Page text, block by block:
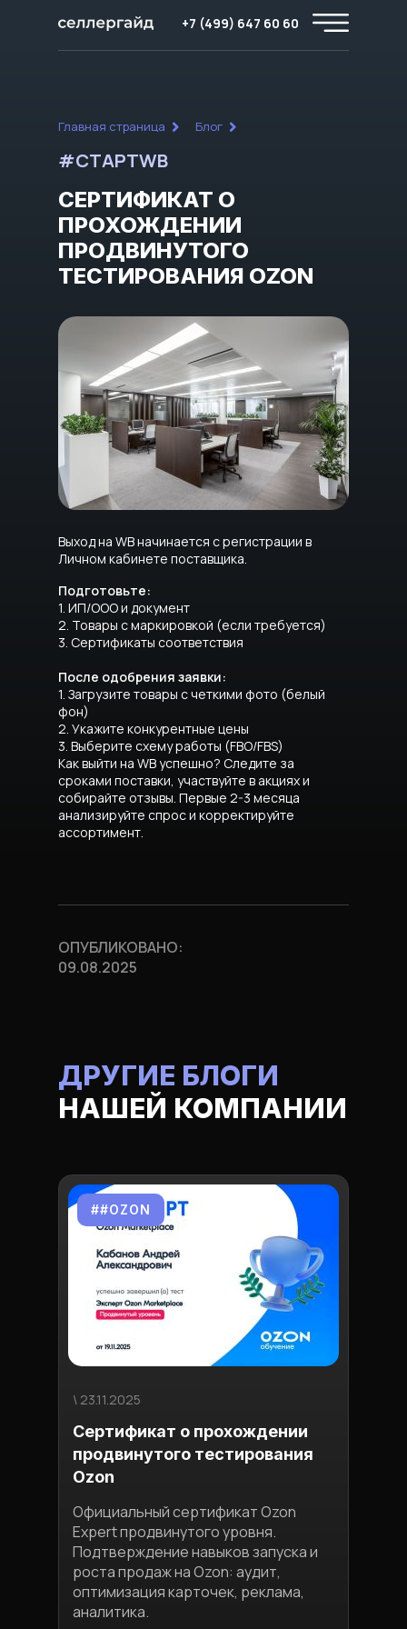
+7 (499) 647 60 60
Главная страница Блог
#СТАРТWB
СЕРТИФИКАТ О
ПРОХОЖДЕНИИ
ПРОДВИНУТОГО
ТЕСТИРОВАНИЯ OZON
Выход на WB начинается с регистрации в
Личном кабинете поставщика.
Подготовьте:
1. ИП/ООО и документ
2. Товары с маркировкой (если требуется)
3. Сертификаты соответствия
После одобрения заявки:
1. Загрузите товары с четкими фото (белый
фон)
2. Укажите конкурентные цены
3. Выберите схему работы (FBO/FBS)
Как выйти на WB успешно? Следите за
сроками поставки, участвуйте в акциях и
собирайте отзывы. Первые 2-3 месяца
анализируйте спрос и корректируйте
ассортимент.
ОПУБЛИКОВАНО:
09.08.2025
ДРУГИЕ БЛОГИ
НАШЕЙ КОМПАНИИ
##OZON
\ 23.11.2025
Сертификат о прохождении
продвинутого тестирования
Ozon
Официальный сертификат Ozon
Expert продвинутого уровня.
Подтверждение навыков запуска и
роста продаж на Ozon: аудит,
оптимизация карточек, реклама,
аналитика.